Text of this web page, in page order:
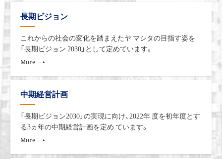
長期ビジョン
これからの社会の変化を踏まえたヤ マシタの目指す姿を
「⾧期ビジョン 2030」として定めています。
More
中期経営計画
「⾧期ビジョン2030」の実現に向け、2022年 度を初年度とす
る3ヵ年の中期経営計画を定め ています。
More